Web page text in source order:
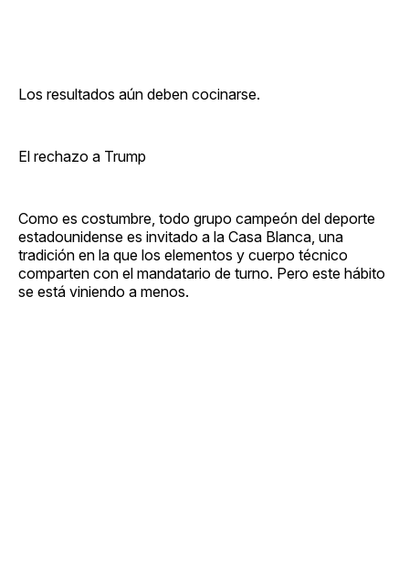
Los resultados aún deben cocinarse.
El rechazo a Trump
Como es costumbre, todo grupo campeón del deporte
estadounidense es invitado a la Casa Blanca, una
tradición en la que los elementos y cuerpo técnico
comparten con el mandatario de turno. Pero este hábito
se está viniendo a menos.